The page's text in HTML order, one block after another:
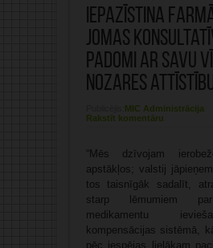
iepazīstina
jomas
padomi ar savu
nozares
MIC Administrācija
Rakstīt komentāru
“Mēs dzīvojam
apstākļos; valstij
tos taisnīgāk sadalīt,
starp lēmumiem
medikamentu
kompensācijas sistēmā,
pēc iespējas lielākam